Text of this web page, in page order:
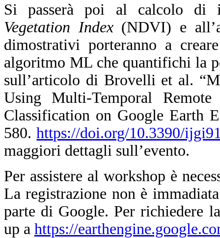
Si passerà poi al calcolo
Vegetation Index(NDVI) e
dimostrativi porteranno a
algoritmo ML che quantifichi la
sull’articolo di Brovelli et al.
Using Multi-Temporal
Classification on Google Earth
580.https://doi.org/10.3390/
maggiori dettagli sull’evento.
Per assistere al workshop è
La registrazione non è
parte di Google. Per richiedere
up a https://